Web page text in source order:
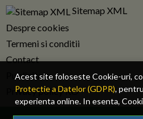
Acest site foloseste Cookie-uri,
Protectie a Datelor (GDPR),
experienta online. In esenta,
imbunatatim continutul de pe
Sitemap XML
Despre cookies
Termeni si conditii
Contact
Publicitate
Privacy policy RO